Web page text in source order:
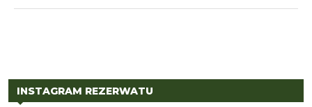
INSTAGRAM REZERWATU